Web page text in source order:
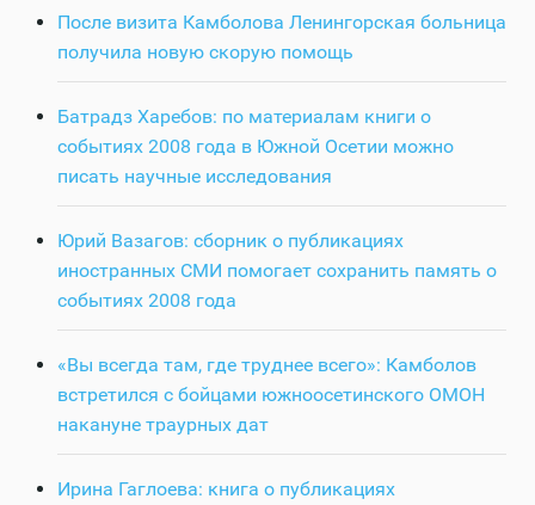
После визита Камболова Ленингорская больница
получила новую скорую помощь
Батрадз Харебов: по материалам книги о
событиях 2008 года в Южной Осетии можно
писать научные исследования
Юрий Вазагов: сборник о публикациях
иностранных СМИ помогает сохранить память о
событиях 2008 года
«Вы всегда там, где труднее всего»: Камболов
встретился с бойцами южноосетинского ОМОН
накануне траурных дат
Ирина Гаглоева: книга о публикациях